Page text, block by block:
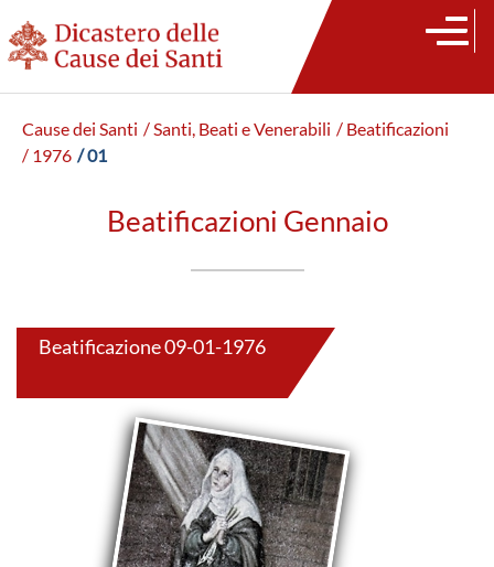
Cause dei Santi / Santi, Beati e Venerabili / Beatificazioni
/ 1976 / 01
Beatificazioni Gennaio
Beatificazione 09-01-1976